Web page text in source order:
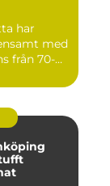
har
med
från 70-